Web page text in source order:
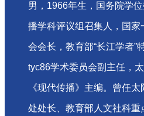
男，1966年生，国务院学
播学科评议组召集人，国家
会会长，教育部“长江学者”
tyc86学术委员会副主任，
《现代传播》主编。曾任
处处长、教育部人文社科重